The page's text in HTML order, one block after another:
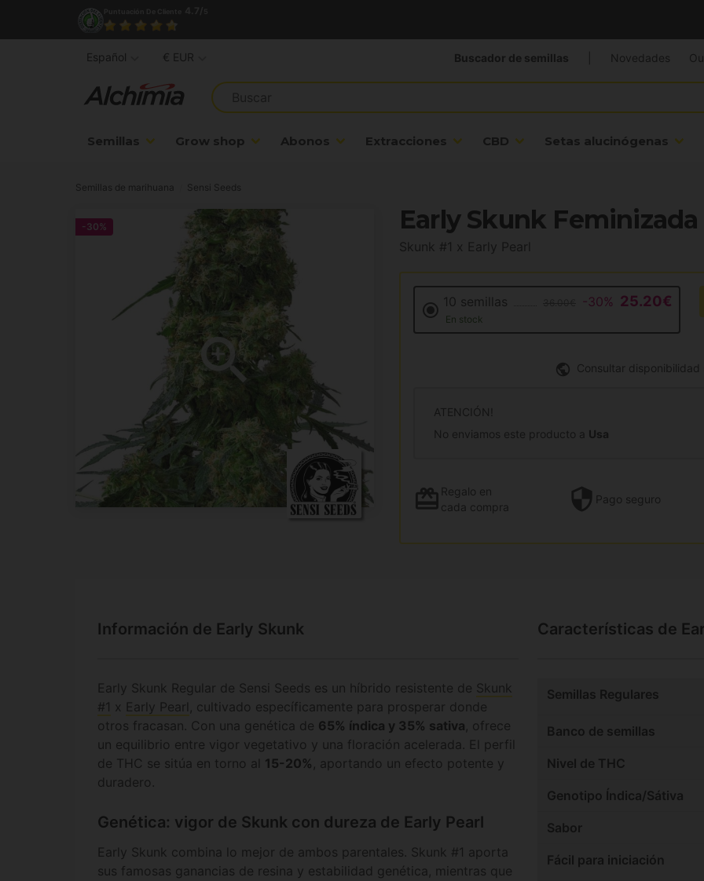
Semillas Grow shop Abonos Extracciones CBD Setas alucinógenas
Buscador de semillas Novedades
Español € EUR
Semillas de marihuana Sensi Seeds
Early Skunk Feminizada
Skunk #1 x Early Pearl
-30%
10 semillas -30% 25.20€
En stock
Consultar disponibilidad
ATENCIÓN!
No enviamos este producto a Usa
Regalo en
cada compra
Pago seguro
Información de Early Skunk
Early Skunk Regular de Sensi Seeds es un híbrido resistente de Skunk
#1 x Early Pearl , cultivado específicamente para prosperar donde
otros fracasan. Con una genética de 65% índica y 35% sativa, ofrece
un equilibrio entre vigor vegetativo y una floración acelerada. El perfil
de THC se sitúa en torno al 15-20% , aportando un efecto potente y
duradero.
Genética: vigor de Skunk con dureza de Early Pearl
Early Skunk combina lo mejor de ambos parentales. Skunk #1 aporta
sus famosas ganancias de resina y estabilidad genética, mientras que
Características de
Semillas Regulares
Banco de semillas
Nivel de THC
Genotipo Índica/Sátiva
Sabor
Fácil para iniciación